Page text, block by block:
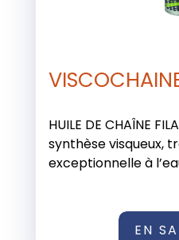
HUILE DE CHAÎNE
synthèse visqueux,
exceptionnelle à
EN